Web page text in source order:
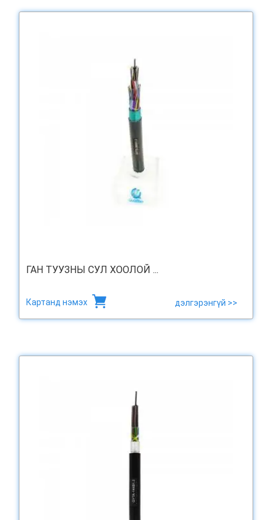
ГАН ТУУЗНЫ СУЛ ХООЛОЙ ...
Картанд нэмэх дэлгэрэнгүй >>